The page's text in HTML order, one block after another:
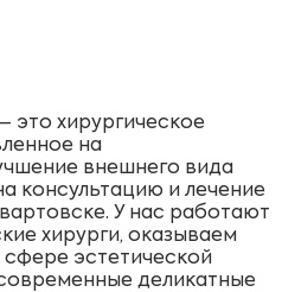
это хирургическое
на
внешнего вида
консультацию и лечение
У нас работают
хирурги, оказываем
сфере эстетической
деликатные